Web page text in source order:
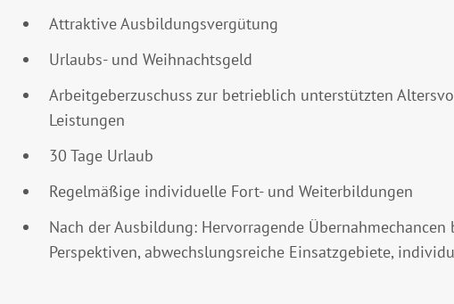
Attraktive Ausbildungsvergütung
Urlaubs- und Weihnachtsgeld
Arbeitgeberzuschuss zur betrieblich unterstützten
Leistungen
30 Tage Urlaub
Regelmäßige individuelle Fort- und Weiterbildungen
Nach der Ausbildung: Hervorragende
Perspektiven, abwechslungsreiche Einsatzgebiete,